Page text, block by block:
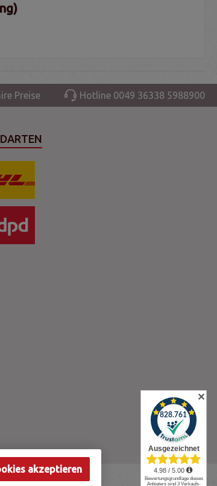
Preise Hotline 0049 36338 5988900
akzeptieren
✕